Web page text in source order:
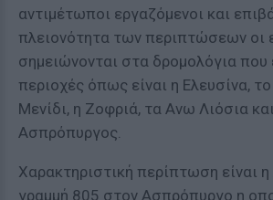
αντιμέτωποι εργαζόμενοι και
πλειονότητα των περιπτώσεων οι
σημειώνονται στα δρομολόγια που
περιοχές όπως είναι η Ελευσίνα,
Μενίδι, η Ζοφριά, τα Ανω Λιόσια
Ασπρόπυργος.
Χαρακτηριστική περίπτωση είναι
γραμμή 805 στον Ασπρόπυργο η